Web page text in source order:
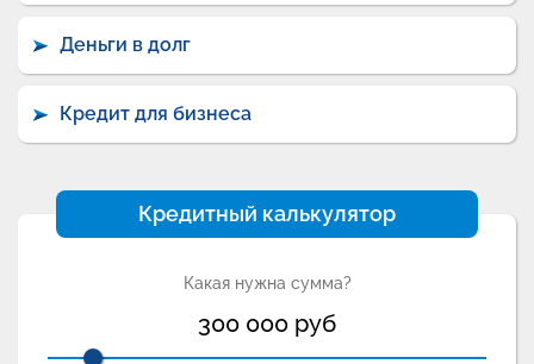
Деньги в долг
Кредит для бизнеса
Кредитный калькулятор
Какая нужна сумма?
300 000 руб